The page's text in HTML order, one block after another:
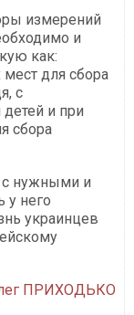
измерений
и
как:
для сбора
с
и при
сбора
с нужными и
у него
украинцев
ПРИХОДЬКО